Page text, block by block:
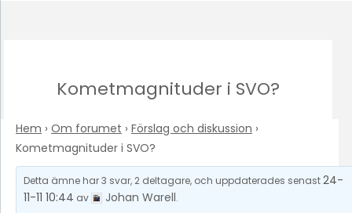
Kometmagnituder i SVO?
Hem › Om forumet › Förslag och diskussion ›
Kometmagnituder i SVO?
Detta ämne har 3 svar, 2 deltagare, och uppdaterades senast24-
11-11 10:44 av Johan Warell.